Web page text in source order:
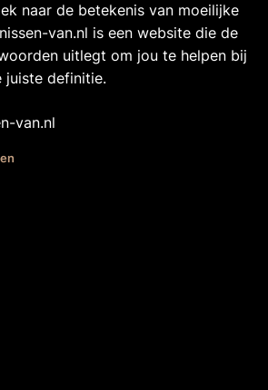
naar de betekenis van moeilijke
van.nl is een website die de
uitlegt om jou te helpen bij
juiste definitie.
van.nl